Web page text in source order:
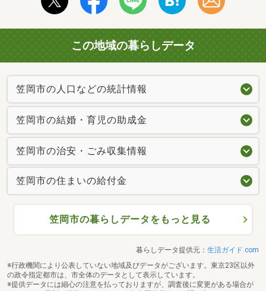
この地域の暮らしデータ
笠岡市の人口などの統計情報
笠岡市の結婚・育児の助成金
笠岡市の治安・ごみ収集情報
笠岡市の住まいの給付金
笠岡市の暮らしデータをもっと見る
暮らしデータ提供元： 生活ガイド.com
※行政機関により公表していない地域及びデータがございます。東京23区以外
の政令指定都市は、市全体のデータとして表示しています。
※提供データには細心の注意を払っておりますが、調査後に変更がある場合が